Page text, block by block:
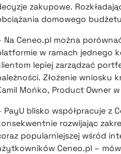
zakupowe.
domowego
Na Ceneo.pl można
w ramach jednego
lepiej zarządzać
Złożenie wniosku
Mońko, Product Owner
PayU blisko współpracuje z
rozwijając
popularniejszej wśród
Ceneo.pl – mówi